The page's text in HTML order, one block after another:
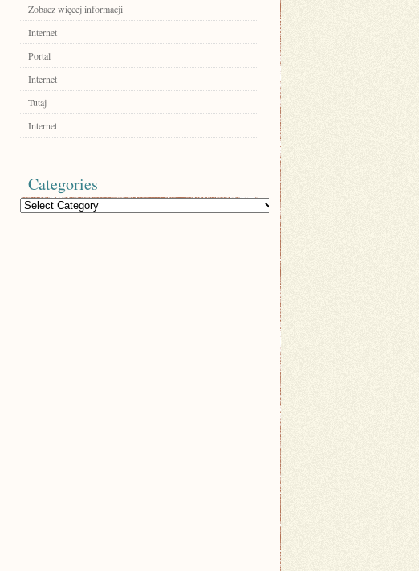
Zobacz więcej informacji
Internet
Portal
Internet
Tutaj
Internet
Categories
Categories